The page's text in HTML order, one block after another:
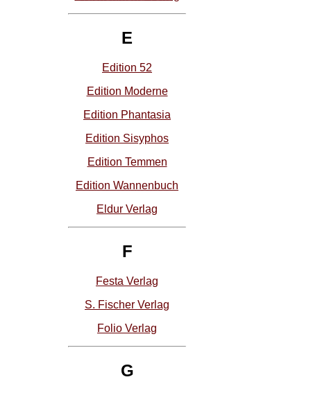
E
Edition 52
Edition Moderne
Edition Phantasia
Edition Sisyphos
Edition Temmen
Edition Wannenbuch
Eldur Verlag
F
Festa Verlag
S. Fischer Verlag
Folio Verlag
G